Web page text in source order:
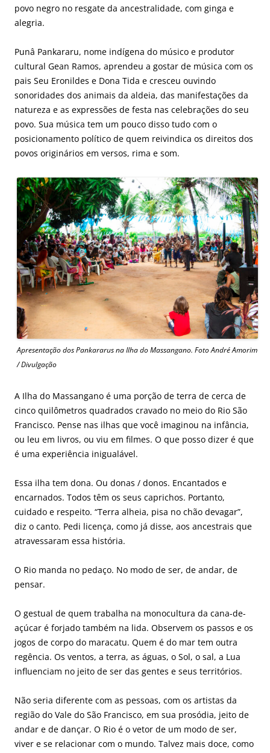
povo negro no resgate da ancestralidade, com ginga e
alegria.
Punâ Pankararu, nome indígena do músico e produtor
cultural Gean Ramos, aprendeu a gostar de música com os
pais Seu Eronildes e Dona Tida e cresceu ouvindo
sonoridades dos animais da aldeia, das manifestações da
natureza e as expressões de festa nas celebrações do seu
povo. Sua música tem um pouco disso tudo com o
posicionamento político de quem reivindica os direitos dos
povos originários em versos, rima e som.
Apresentação dos Pankararus na Ilha do Massangano. Foto André Amorim
/ Divulgação
A Ilha do Massangano é uma porção de terra de cerca de
cinco quilômetros quadrados cravado no meio do Rio São
Francisco. Pense nas ilhas que você imaginou na infância,
ou leu em livros, ou viu em filmes. O que posso dizer é que
é uma experiência inigualável.
Essa ilha tem dona. Ou donas / donos. Encantados e
encarnados. Todos têm os seus caprichos. Portanto,
cuidado e respeito. “Terra alheia, pisa no chão devagar”,
diz o canto. Pedi licença, como já disse, aos ancestrais que
atravessaram essa história.
O Rio manda no pedaço. No modo de ser, de andar, de
pensar.
O gestual de quem trabalha na monocultura da cana-de-
açúcar é forjado também na lida. Observem os passos e os
jogos de corpo do maracatu. Quem é do mar tem outra
regência. Os ventos, a terra, as águas, o Sol, o sal, a Lua
influenciam no jeito de ser das gentes e seus territórios.
Não seria diferente com as pessoas, com os artistas da
região do Vale do São Francisco, em sua prosódia, jeito de
andar e de dançar. O Rio é o vetor de um modo de ser,
viver e se relacionar com o mundo. Talvez mais doce, como